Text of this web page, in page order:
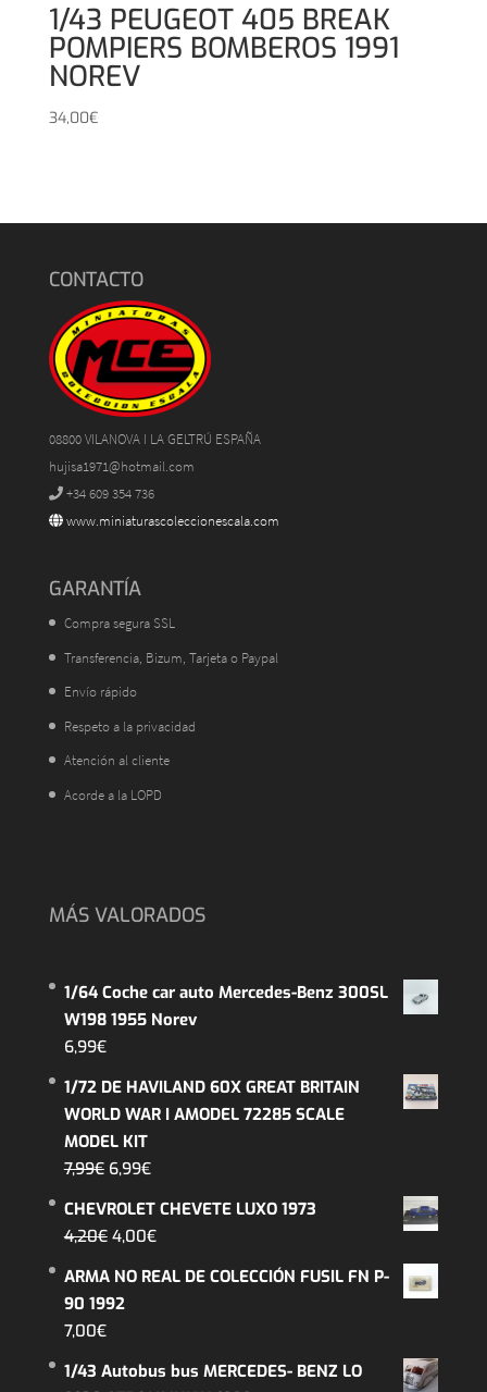
1/43 PEUGEOT 405 BREAK
POMPIERS BOMBEROS 1991
NOREV
34,00€
CONTACTO
08800 VILANOVA I LA GELTRÚ ESPAÑA
hujisa1971@hotmail.com
+34 609 354 736
www.miniaturascoleccionescala.com
GARANTÍA
Compra segura SSL
Transferencia, Bizum, Tarjeta o Paypal
Envío rápido
Respeto a la privacidad
Atención al cliente
Acorde a la LOPD
MÁS VALORADOS
1/64 Coche car auto Mercedes-Benz 300SL
W198 1955 Norev
6,99€
1/72 DE HAVILAND 60X GREAT BRITAIN
WORLD WAR I AMODEL 72285 SCALE
MODEL KIT
7,99€ El
original
era:
7,99€.
6,99€El
actual
es:
6,99€.
CHEVROLET CHEVETE LUXO 1973
4,20€ El
original
era:
4,00€El
actual
ARMA NO REAL DE COLECCIÓN FUSIL FN P-
90 1992
7,00€
1/43 Autobus bus MERCEDES- BENZ LO